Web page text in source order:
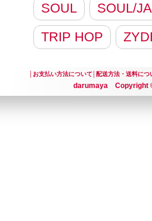
SOUL
SOUL/
TRIP HOP
お支払い方法について│ 配送方法・送料につ
darumaya Copyright